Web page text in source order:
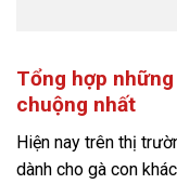
Tổng hợp
chuộng nhất
Hiện nay trên thị
dành cho gà con